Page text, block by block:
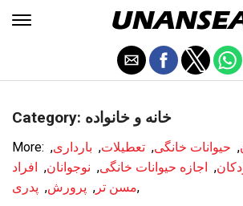
Category: خانه و خانواده
More: , حیوانات خانگی, تعطیلات, بارداری,
, اجازه حیوانات خانگی, نوجوانان, افراد
مسن تر , پرورش, پدری ,